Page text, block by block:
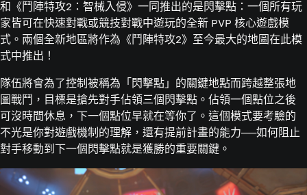
和《鬥陣特攻2：智械入侵》一同推出的是閃擊點：一個所有玩
家皆可在快速對戰或競技對戰中遊玩的全新 PVP 核心遊戲模
式。兩個全新地區將作為《鬥陣特攻2》至今最大的地圖在此模
式中推出！
隊伍將會為了控制被稱為「閃擊點」的關鍵地點而跨越整張地
圖戰鬥，目標是搶先對手佔領三個閃擊點。佔領一個點位之後
可沒時間休息，下一個點位早就在等你了。這個模式要考驗的
不光是你對遊戲機制的理解，還有提前計畫的能力──如何阻止
對手移動到下一個閃擊點就是獲勝的重要關鍵。